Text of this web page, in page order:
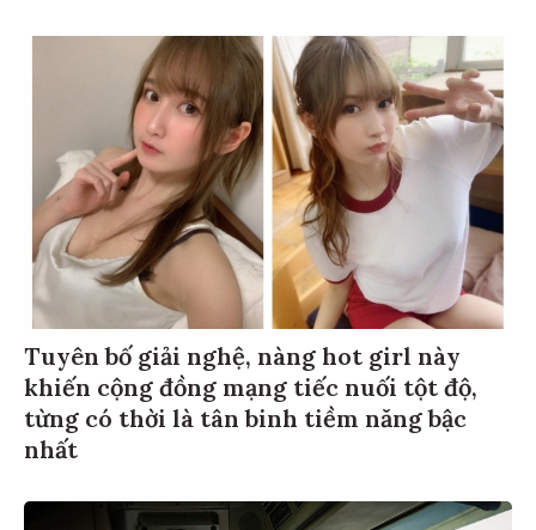
Tuyên bố giải nghệ, nàng hot girl này
khiến cộng đồng mạng tiếc nuối tột độ,
từng có thời là tân binh tiềm năng bậc
nhất